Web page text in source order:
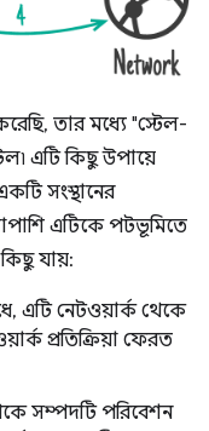
তার মধ্যে "স্টেল-
এটি কিছু উপায়ে
সংস্থানের
এটিকে পটভূমিতে
যায়:
এটি নেটওয়ার্ক থেকে
প্রতিক্রিয়া ফেরত
সম্পদটি পরিবেশন